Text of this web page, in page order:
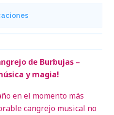
de Burbujas –
y magia!
en el momento más
cangrejo musical no